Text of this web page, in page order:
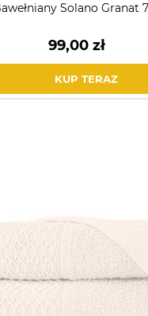
Solano Granat
99,00 zł
KUP TERAZ